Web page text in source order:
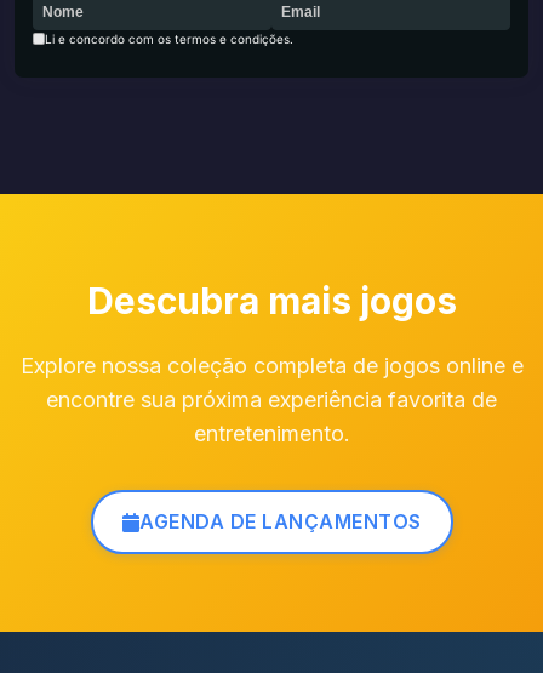
Li e concordo com os termos e condições.
Descubra mais jogos
Explore nossa coleção completa de jogos online e
encontre sua próxima experiência favorita de
entretenimento.
AGENDA DE LANÇAMENTOS